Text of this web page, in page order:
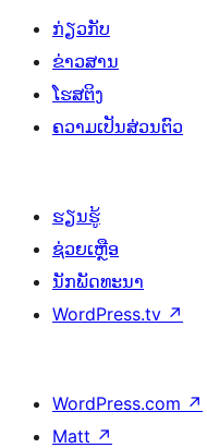
ກ່ຽວກັບ
ຂ່າວສານ
ໂຮສຕິງ
ຄວາມເປັນສ່ວນຕົວ
ຮຽນຮູ້
ຊ່ວຍເຫຼືອ
ນັກພັດທະນາ
WordPress.tv ↗
WordPress.com ↗
Matt ↗